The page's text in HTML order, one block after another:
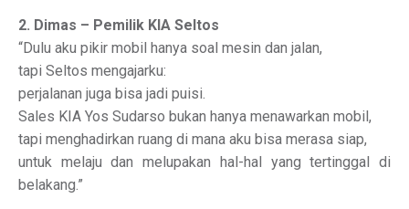
2. Dimas – Pemilik KIA Seltos
“Dulu aku pikir mobil hanya soal mesin dan jalan,
tapi Seltos mengajarku:
perjalanan juga bisa jadi puisi.
Sales KIA Yos Sudarso bukan hanya menawarkan mobil,
tapi menghadirkan ruang di mana aku bisa merasa siap,
untuk melaju dan melupakan hal-hal yang tertinggal di
belakang.”